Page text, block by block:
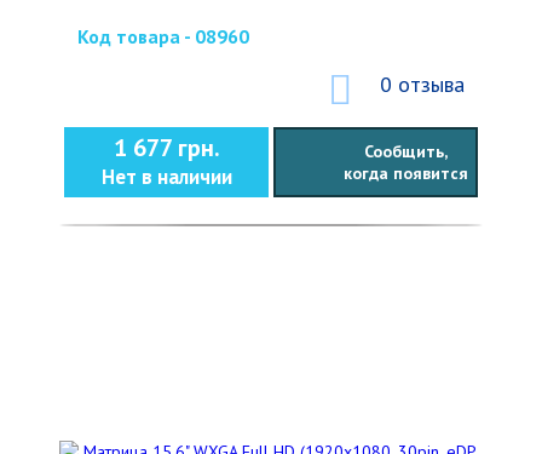
Код товара - 08960
0 отзыва
1 677 грн.
Нет в наличии
Сообщить,
когда появится